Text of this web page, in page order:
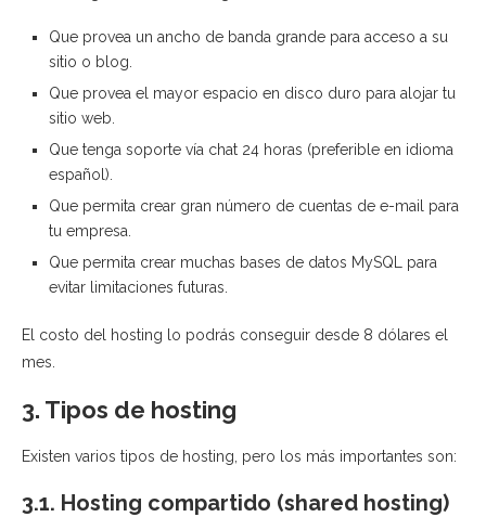
Que provea un ancho de banda grande para acceso a su
sitio o blog.
Que provea el mayor espacio en disco duro para alojar tu
sitio web.
Que tenga soporte vía chat 24 horas (preferible en idioma
español).
Que permita crear gran número de cuentas de e-mail para
tu empresa.
Que permita crear muchas bases de datos MySQL para
evitar limitaciones futuras.
El costo del hosting lo podrás conseguir desde 8 dólares el
mes.
3. Tipos de hosting
Existen varios tipos de hosting, pero los más importantes son:
3.1. Hosting compartido (shared hosting)